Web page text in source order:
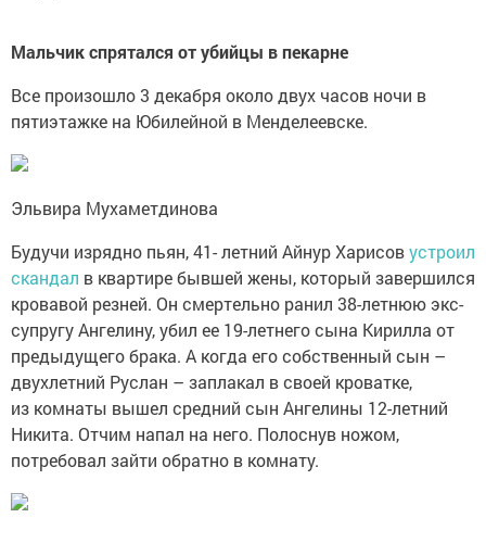
Мальчик спрятался от убийцы в пекарне
Все произошло 3 декабря около двух часов ночи в
пятиэтажке на Юбилейной в Менделеевске.
Эльвира Мухаметдинова
Будучи изрядно пьян, 41- летний Айнур Харисовустроил
скандал в квартире бывшей жены, который завершился
кровавой резней. Он смертельно ранил 38-летнюю экс-
супругу Ангелину, убил ее 19-летнего сына Кирилла от
предыдущего брака. А когда его собственный сын –
двухлетний Руслан – заплакал в своей кроватке,
из комнаты вышел средний сын Ангелины 12-летний
Никита. Отчим напал на него. Полоснув ножом,
потребовал зайти обратно в комнату.